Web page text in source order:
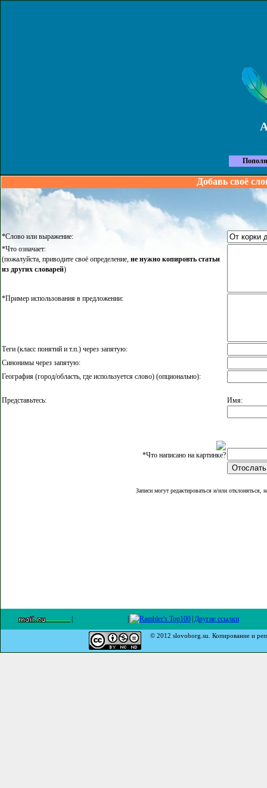
Добавь своё
*Слово или выражение:
*Что означает:
(пожалуйста, приводите своё определение, не нужно копировть статьи
из других словарей)
*Пример использования в предложении:
Теги (класс понятий и т.п.) через запятую:
Синонимы через запятую:
География (город/область, где используется слово) (опционально):
Представьтесь: Имя:
*Что написано на картинке?
Записи могут редактироваться и/или отклоняться,
Другие ссылки
© 2012 slovoborg.su. Копирование и